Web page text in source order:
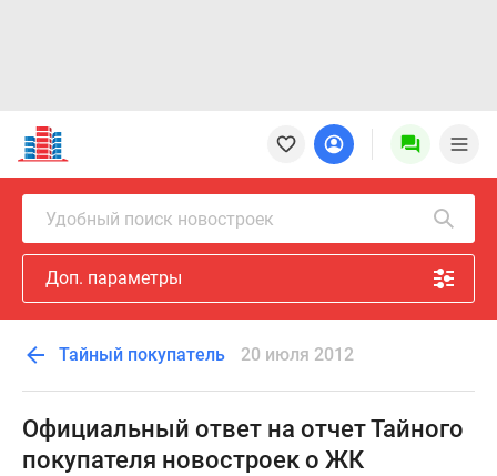
Новостройки
Квартиры
Ипотека
Новостройки
Москвы
Новостройки
Подмосковья
Новостройки
Москвы
Готовые
новостройки
Новостройки
Удобный поиск новостроек
Доп. параметры
Тайный покупатель 20 июля 2012
Официальный ответ на отчет Тайного
покупателя новостроек о ЖК